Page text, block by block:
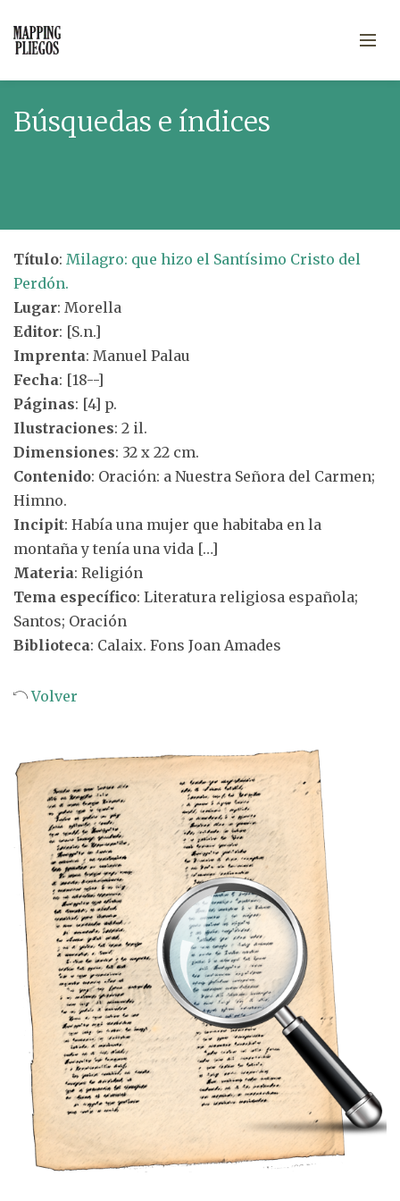
Búsquedas e índices
Título: Milagro: que hizo el Santísimo Cristo del
Perdón.
Lugar: Morella
Editor: [S.n.]
Imprenta: Manuel Palau
Fecha: [18--]
Páginas: [4] p.
Ilustraciones: 2 il.
Dimensiones: 32 x 22 cm.
Contenido: Oración: a Nuestra Señora del Carmen;
Himno.
Incipit: Había una mujer que habitaba en la
montaña y tenía una vida […]
Materia: Religión
Tema específico: Literatura religiosa española;
Santos; Oración
Biblioteca: Calaix. Fons Joan Amades
Volver